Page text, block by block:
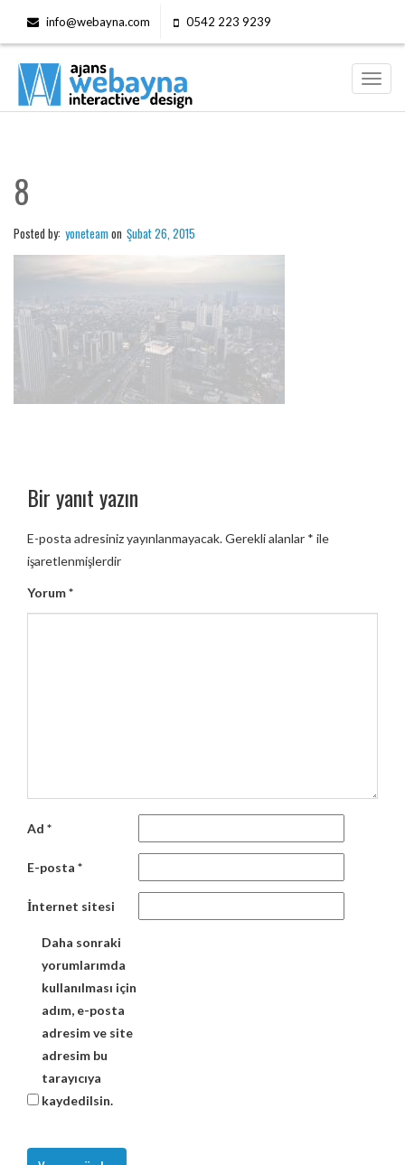
info@webayna.com 0542 223 9239
8
Posted by: yoneteam on Şubat 26, 2015
Bir yanıt yazın
E-posta adresiniz yayınlanmayacak.Gerekli alanlar * ile
işaretlenmişlerdir
Yorum*
Ad *
E-posta *
İnternet sitesi
Daha sonraki
yorumlarımda
kullanılması için
adım, e-posta
adresim ve site
adresim bu
tarayıcıya
kaydedilsin.